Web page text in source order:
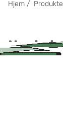
Hjem /